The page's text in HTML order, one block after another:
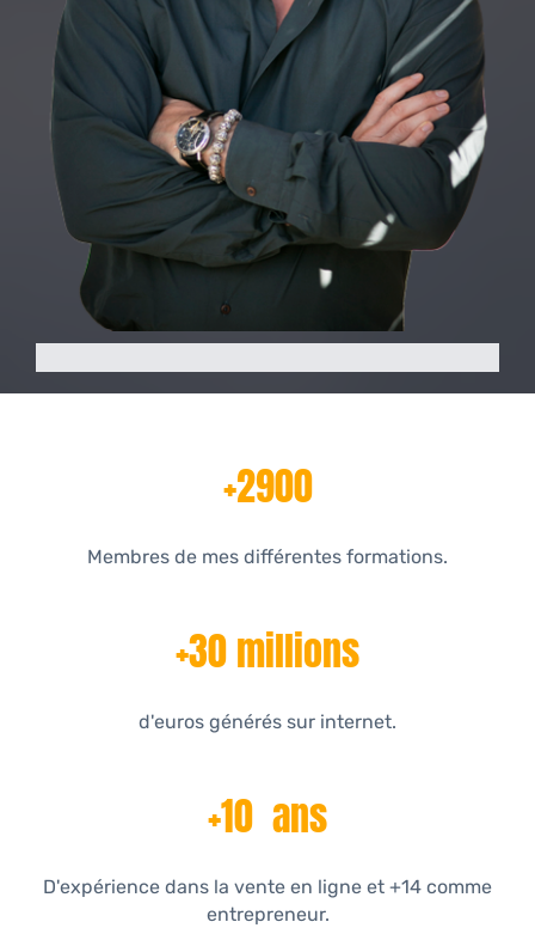
+2900
Membres de mes différentes formations.
+30 millions
d'euros générés sur internet.
+10 ans
D'expérience dans la vente en ligne et +14 comme
entrepreneur.